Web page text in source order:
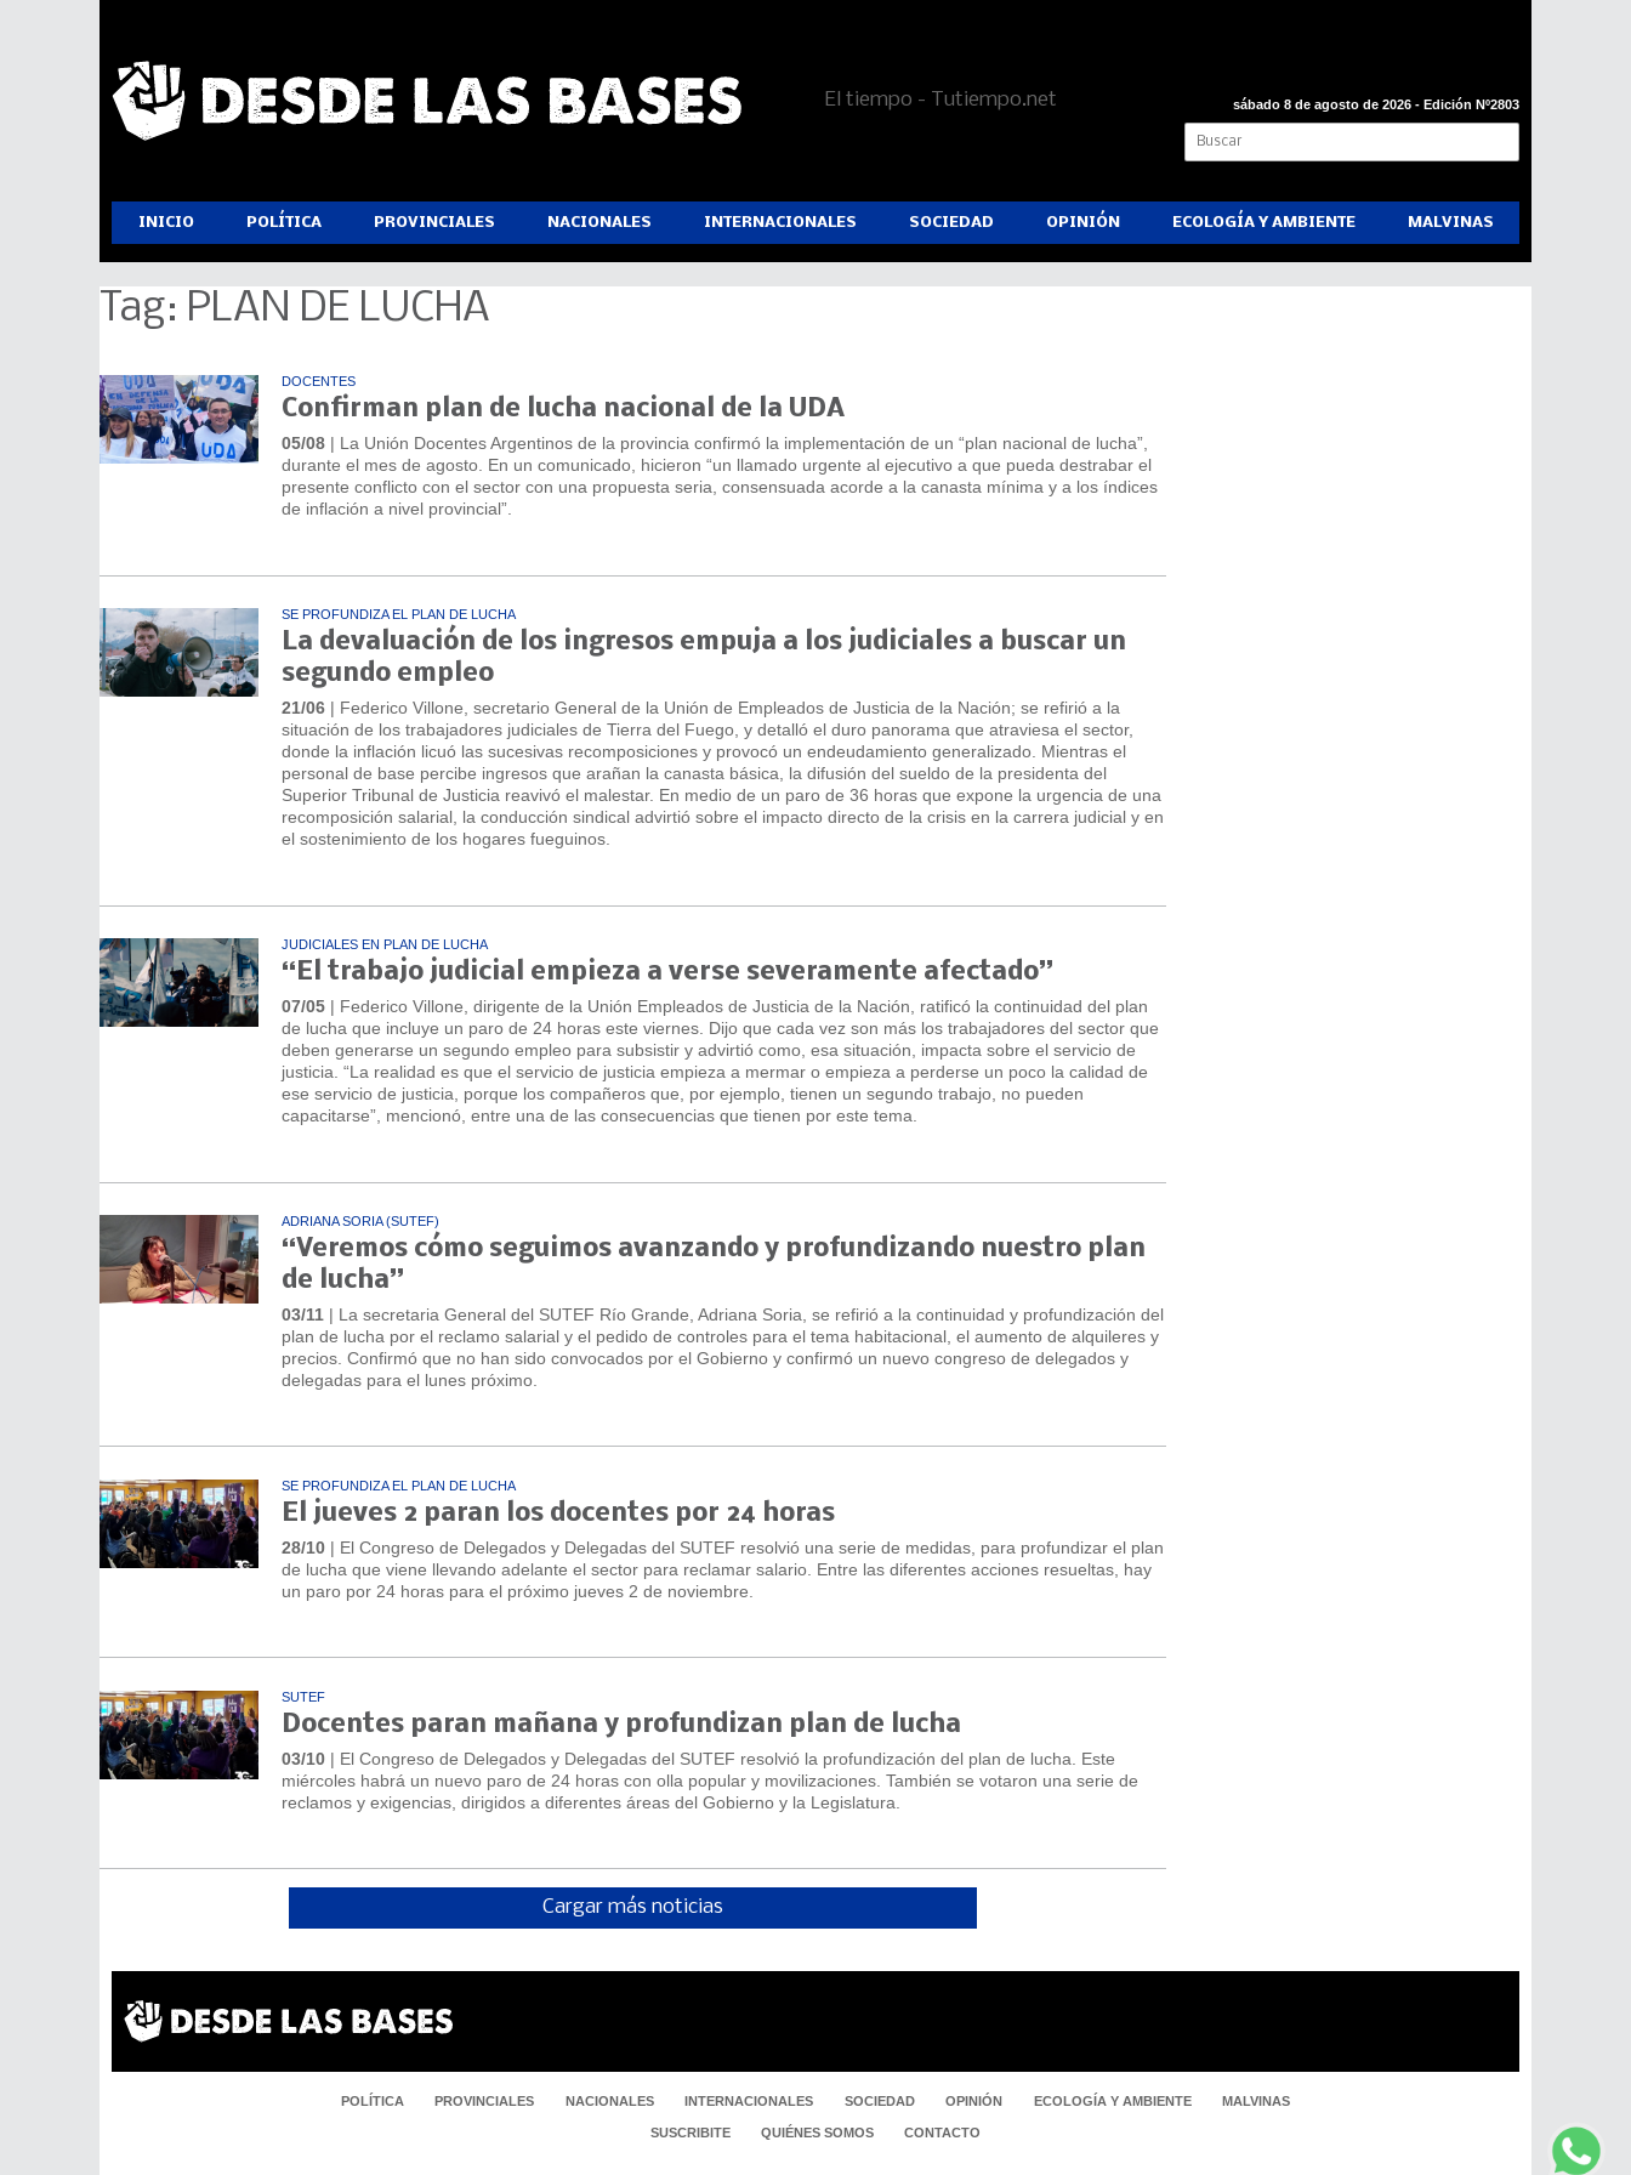
El tiempo - Tutiempo.net sábado 8 de agosto de 2026 - Edición Nº2803
INICIO POLÍTICA PROVINCIALES NACIONALES INTERNACIONALES SOCIEDAD OPINIÓN ECOLOGÍA Y AMBIENTE MALVINAS
Tag: PLAN DE LUCHA
DOCENTES
Confirman plan de lucha nacional de la UDA
05/08| La Unión Docentes Argentinos de la provincia confirmó la implementación de un “plan nacional de lucha”,
durante el mes de agosto. En un comunicado, hicieron “un llamado urgente al ejecutivo a que pueda destrabar el
presente conflicto con el sector con una propuesta seria, consensuada acorde a la canasta mínima y a los índices
de inflación a nivel provincial”.
SE PROFUNDIZA EL PLAN DE LUCHA
La devaluación de los ingresos empuja a los judiciales a buscar un
segundo empleo
21/06| Federico Villone, secretario General de la Unión de Empleados de Justicia de la Nación; se refirió a la
situación de los trabajadores judiciales de Tierra del Fuego, y detalló el duro panorama que atraviesa el sector,
donde la inflación licuó las sucesivas recomposiciones y provocó un endeudamiento generalizado. Mientras el
personal de base percibe ingresos que arañan la canasta básica, la difusión del sueldo de la presidenta del
Superior Tribunal de Justicia reavivó el malestar. En medio de un paro de 36 horas que expone la urgencia de una
recomposición salarial, la conducción sindical advirtió sobre el impacto directo de la crisis en la carrera judicial y en
el sostenimiento de los hogares fueguinos.
JUDICIALES EN PLAN DE LUCHA
“El trabajo judicial empieza a verse severamente afectado”
07/05| Federico Villone, dirigente de la Unión Empleados de Justicia de la Nación, ratificó la continuidad del plan
de lucha que incluye un paro de 24 horas este viernes. Dijo que cada vez son más los trabajadores del sector que
deben generarse un segundo empleo para subsistir y advirtió como, esa situación, impacta sobre el servicio de
justicia. “La realidad es que el servicio de justicia empieza a mermar o empieza a perderse un poco la calidad de
ese servicio de justicia, porque los compañeros que, por ejemplo, tienen un segundo trabajo, no pueden
capacitarse”, mencionó, entre una de las consecuencias que tienen por este tema.
ADRIANA SORIA (SUTEF)
“Veremos cómo seguimos avanzando y profundizando nuestro plan
de lucha”
03/11| La secretaria General del SUTEF Río Grande, Adriana Soria, se refirió a la continuidad y profundización del
plan de lucha por el reclamo salarial y el pedido de controles para el tema habitacional, el aumento de alquileres y
precios. Confirmó que no han sido convocados por el Gobierno y confirmó un nuevo congreso de delegados y
delegadas para el lunes próximo.
SE PROFUNDIZA EL PLAN DE LUCHA
El jueves 2 paran los docentes por 24 horas
28/10| El Congreso de Delegados y Delegadas del SUTEF resolvió una serie de medidas, para profundizar el plan
de lucha que viene llevando adelante el sector para reclamar salario. Entre las diferentes acciones resueltas, hay
un paro por 24 horas para el próximo jueves 2 de noviembre.
SUTEF
Docentes paran mañana y profundizan plan de lucha
03/10| El Congreso de Delegados y Delegadas del SUTEF resolvió la profundización del plan de lucha. Este
miércoles habrá un nuevo paro de 24 horas con olla popular y movilizaciones. También se votaron una serie de
reclamos y exigencias, dirigidos a diferentes áreas del Gobierno y la Legislatura.
Cargar más noticias
POLÍTICA PROVINCIALES NACIONALES INTERNACIONALES SOCIEDAD OPINIÓN ECOLOGÍA Y AMBIENTE MALVINAS
SUSCRIBITE QUIÉNES SOMOS CONTACTO